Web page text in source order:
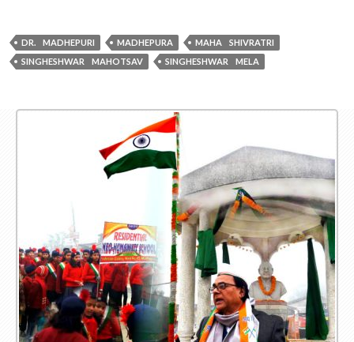
DR. MADHEPURI MADHEPURA
MAHA SHIVRATRI
SINGHESHWAR MAHOTSAV
SINGHESHWAR MELA